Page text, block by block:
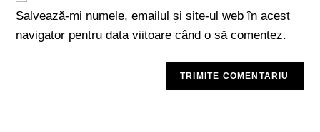
Salvează-mi numele, emailul și site-ul web în acest
navigator pentru data viitoare când o să comentez.